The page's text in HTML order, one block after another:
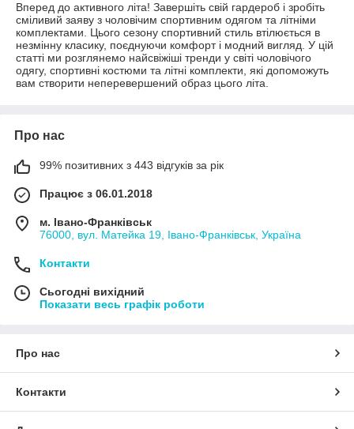
Вперед до активного літа! Завершіть свій гардероб і зробіть
сміливий заяву з чоловічим спортивним одягом та літніми
комплектами. Цього сезону спортивний стиль втілюється в
незмінну класику, поєднуючи комфорт і модний вигляд. У цій
статті ми розглянемо найсвіжіші тренди у світі чоловічого
одягу, спортивні костюми та літні комплекти, які допоможуть
вам створити неперевершений образ цього літа.
Про нас
99% позитивних з 443 відгуків за рік
Працює з 06.01.2018
м. Івано-Франківськ
76000, вул. Матейка 19, Івано-Франківськ, Україна
Контакти
Сьогодні вихідний
Показати весь графік роботи
Про нас
Контакти